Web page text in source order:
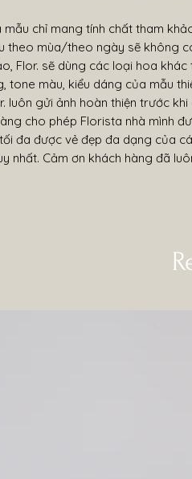
mẫu chỉ mang tính chất tham
theo mùa/theo ngày sẽ không
Flor. sẽ dùng các loại hoa khác
tone màu, kiểu dáng của mẫu
luôn gửi ảnh hoàn thiện trước
cho phép Florista nhà mình
đa được vẻ đẹp đa dạng của
nhất. Cảm ơn khách hàng đã